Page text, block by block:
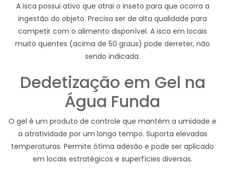
A isca possui ativo que atrai o inseto para que ocorra a
ingestão do objeto. Precisa ser de alta qualidade para
competir com o alimento disponível. A isca em locais
muito quentes (acima de 50 graus) pode derreter, não
sendo indicada.
Dedetização em Gel na
Água Funda
O gel é um produto de controle que mantém a umidade e
a atratividade por um longo tempo. Suporta elevadas
temperaturas. Permite ótima adesão e pode ser aplicado
em locais estratégicos e superfícies diversas.